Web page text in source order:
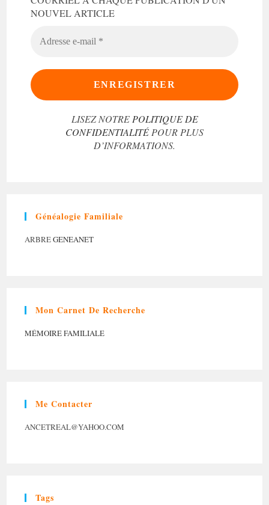
NOUVEL ARTICLE
LISEZ NOTRE POLITIQUE DE
CONFIDENTIALITÉ POUR PLUS
D’INFORMATIONS.
Généalogie Familiale
ARBREGENEANET
Mon Carnet De Recherche
MÉMOIRE FAMILIALE
Me Contacter
ANCETREAL@YAHOO.COM
Tags